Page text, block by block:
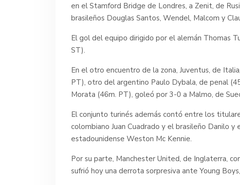
en el Stamford Bridge de Londres, a Zenit, de
brasileños Douglas Santos, Wendel, Malcom y
El gol del equipo dirigido por el alemán Thomas
ST).
En el otro encuentro de la zona, Juventus, de
PT), otro del argentino Paulo Dybala, de penal
Morata (46m. PT), goleó por 3-0 a Malmo, de
El conjunto turinés además contó entre los
colombiano Juan Cuadrado y el brasileño Danilo
estadounidense Weston Mc Kennie.
Por su parte, Manchester United, de Inglaterra,
sufrió hoy una derrota sorpresiva ante Young